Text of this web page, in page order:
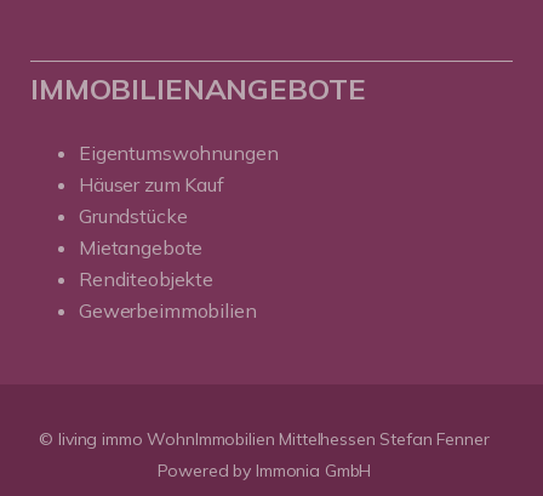
IMMOBILIENANGEBOTE
Eigentumswohnungen
Häuser zum Kauf
Grundstücke
Mietangebote
Renditeobjekte
Gewerbeimmobilien
© living immo WohnImmobilien Mittelhessen Stefan Fenner
Powered by Immonia GmbH